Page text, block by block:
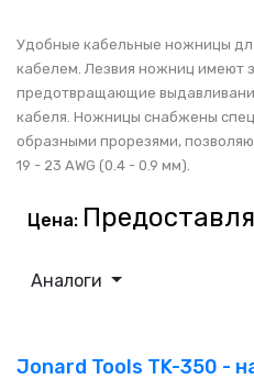
Удобные кабельные ножницы
кабелем. Лезвия ножниц имеют
предотвращающие
кабеля. Ножницы снабжены
образными прорезями,
19 - 23 AWG (0.4 - 0.9 мм).
Цена:
Аналоги
Jonard Tools TK-350 -